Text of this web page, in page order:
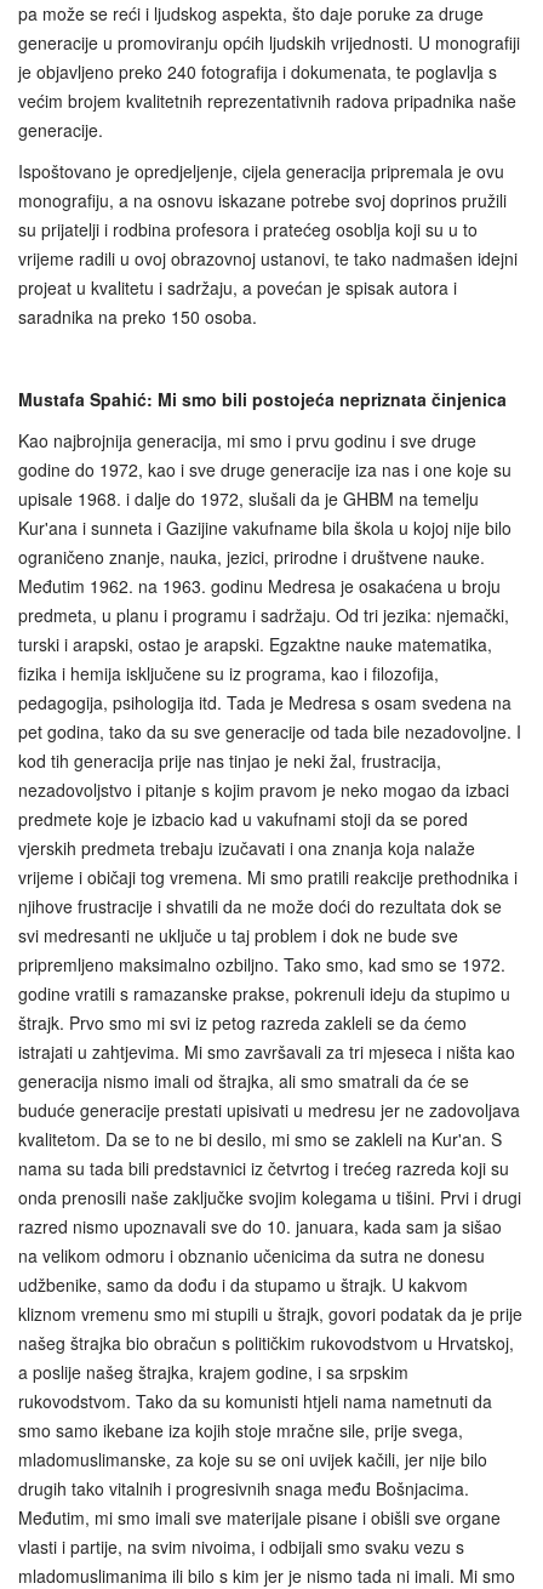
pa može se reći i ljudskog aspekta, što daje poruke za druge
generacije u promoviranju općih ljudskih vrijednosti. U monografiji
je objavljeno preko 240 fotografija i dokumenata, te poglavlja s
većim brojem kvalitetnih reprezentativnih radova pripadnika naše
generacije.
Ispoštovano je opredjeljenje, cijela generacija pripremala je ovu
monografiju, a na osnovu iskazane potrebe svoj doprinos pružili
su prijatelji i rodbina profesora i pratećeg osoblja koji su u to
vrijeme radili u ovoj obrazovnoj ustanovi, te tako nadmašen idejni
projeat u kvalitetu i sadržaju, a povećan je spisak autora i
saradnika na preko 150 osoba.
Mustafa Spahić: Mi smo bili postojeća nepriznata činjenica
Kao najbrojnija generacija, mi smo i prvu godinu i sve druge
godine do 1972, kao i sve druge generacije iza nas i one koje su
upisale 1968. i dalje do 1972, slušali da je GHBM na temelju
Kur'ana i sunneta i Gazijine vakufname bila škola u kojoj nije bilo
ograničeno znanje, nauka, jezici, prirodne i društvene nauke.
Međutim 1962. na 1963. godinu Medresa je osakaćena u broju
predmeta, u planu i programu i sadržaju. Od tri jezika: njemački,
turski i arapski, ostao je arapski. Egzaktne nauke matematika,
fizika i hemija isključene su iz programa, kao i filozofija,
pedagogija, psihologija itd. Tada je Medresa s osam svedena na
pet godina, tako da su sve generacije od tada bile nezadovoljne. I
kod tih generacija prije nas tinjao je neki žal, frustracija,
nezadovoljstvo i pitanje s kojim pravom je neko mogao da izbaci
predmete koje je izbacio kad u vakufnami stoji da se pored
vjerskih predmeta trebaju izučavati i ona znanja koja nalaže
vrijeme i običaji tog vremena. Mi smo pratili reakcije prethodnika i
njihove frustracije i shvatili da ne može doći do rezultata dok se
svi medresanti ne uključe u taj problem i dok ne bude sve
pripremljeno maksimalno ozbiljno. Tako smo, kad smo se 1972.
godine vratili s ramazanske prakse, pokrenuli ideju da stupimo u
štrajk. Prvo smo mi svi iz petog razreda zakleli se da ćemo
istrajati u zahtjevima. Mi smo završavali za tri mjeseca i ništa kao
generacija nismo imali od štrajka, ali smo smatrali da će se
buduće generacije prestati upisivati u medresu jer ne zadovoljava
kvalitetom. Da se to ne bi desilo, mi smo se zakleli na Kur'an. S
nama su tada bili predstavnici iz četvrtog i trećeg razreda koji su
onda prenosili naše zaključke svojim kolegama u tišini. Prvi i drugi
razred nismo upoznavali sve do 10. januara, kada sam ja sišao
na velikom odmoru i obznanio učenicima da sutra ne donesu
udžbenike, samo da dođu i da stupamo u štrajk. U kakvom
kliznom vremenu smo mi stupili u štrajk, govori podatak da je prije
našeg štrajka bio obračun s političkim rukovodstvom u Hrvatskoj,
a poslije našeg štrajka, krajem godine, i sa srpskim
rukovodstvom. Tako da su komunisti htjeli nama nametnuti da
smo samo ikebane iza kojih stoje mračne sile, prije svega,
mladomuslimanske, za koje su se oni uvijek kačili, jer nije bilo
drugih tako vitalnih i progresivnih snaga među Bošnjacima.
Međutim, mi smo imali sve materijale pisane i obišli sve organe
vlasti i partije, na svim nivoima, i odbijali smo svaku vezu s
mladomuslimanima ili bilo s kim jer je nismo tada ni imali. Mi smo